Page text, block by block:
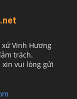
Vinh Hương
trách.
xin vui lòng gửi